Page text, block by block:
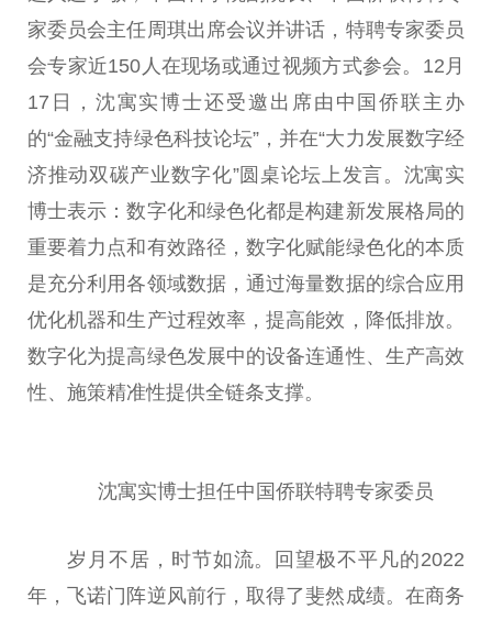
家委员会主任周琪出席会议并讲话，特聘专家委员
会专家近150人在现场或通过视频方式参会。12月
17日，沈寓实博士还受邀出席由中国侨联主办
的“金融支持绿色科技论坛”，并在“大力发展数字经
济推动双碳产业数字化”圆桌论坛上发言。沈寓实
博士表示：数字化和绿色化都是构建新发展格局的
重要着力点和有效路径，数字化赋能绿色化的本质
是充分利用各领域数据，通过海量数据的综合应用
优化机器和生产过程效率，提高能效，降低排放。
数字化为提高绿色发展中的设备连通性、生产高效
性、施策精准性提供全链条支撑。
沈寓实博士担任中国侨联特聘专家委员
岁月不居，时节如流。回望极不平凡的2022
年，飞诺门阵逆风前行，取得了斐然成绩。在商务